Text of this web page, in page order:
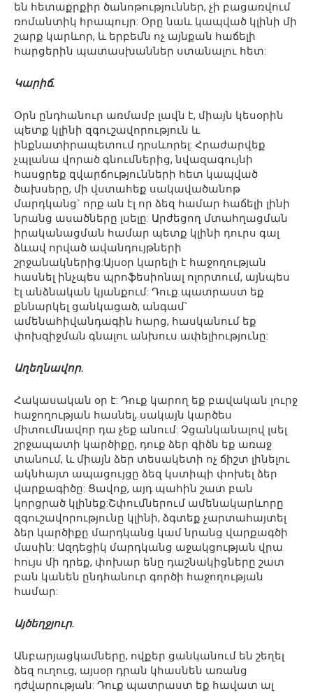
են հետաքրքիր ծանոթություններ, չի բացառվում
ռոմանտիկ հրապույր: Օրը նաև կապված կլինի մի
շարք կարևոր, և երբեմն ոչ այնքան հաճելի
հարցերին պատասխաններ ստանալու հետ:
Կարիճ.
Օրն ընդհանուր առմամբ լավն է, միայն կեսօրին
պետք կլինի զգուշավորություն և
ինքնատիրապետում դրսևորել: Հրաժարվեք
չպլանա վորած գնումներից, նվազագույնի
հասցրեք զվարճությունների հետ կապված
ծախսերը, մի վստահեք սակավածանոթ
մարդկանց` որք ան էլ որ ձեզ համար հաճելի լինի
նրանց ասածները լսելը: Արժեցող մտահղացման
իրականացման համար պետք կլինի դուրս գալ
ձևավ որված ավանդույթների
շրջանակներից:Այսօր կարելի է հաջողության
հասնել ինչպես պրոֆեսիոնալ ոլորտում, այնպես
էլ անձնական կյանքում: Դուք պատրաստ եք
քննարկել ցանկացած, անգամ`
ամենահիվանդագին հարց, հասկանում եք
փոխզիջման գնալու անխուս ափելիությունը:
Աղեղնավոր.
Հակասական օր է: Դուք կարող եք բավական լուրջ
հաջողության հասնել, սակայն կարծես
միտումնավոր դա չեք անում: Չցանկանալով լսել
շրջապատի կարծիքը, դուք ձեր գիծն եք առաջ
տանում, և միայն ձեր տեսակետի ոչ ճիշտ լինելու
ակնհայտ ապացույցը ձեզ կստիպի փոխել ձեր
վարքագիծը: Ցավոք, այդ պահին շատ բան
կորցրած կլինեք:Շփումներում ամենակարևորը
զգուշավորությունը կլինի, ձգտեք չարտահայտել
ձեր կարծիքը մարդկանց կամ նրանց վարքագծի
մասին: Ազդեցիկ մարդկանց աջակցության վրա
հույս մի դրեք, փոխար ենը դաշնակիցները շատ
բան կանեն ընդհանուր գործի հաջողության
համար:
Այծեղջյուր.
Անբարյացկամները, ովքեր ցանկանում են շեղել
ձեզ ուղուց, այսօր դրան կհասնեն առանց
դժվարության: Դուք պատրաստ եք հավատ ալ